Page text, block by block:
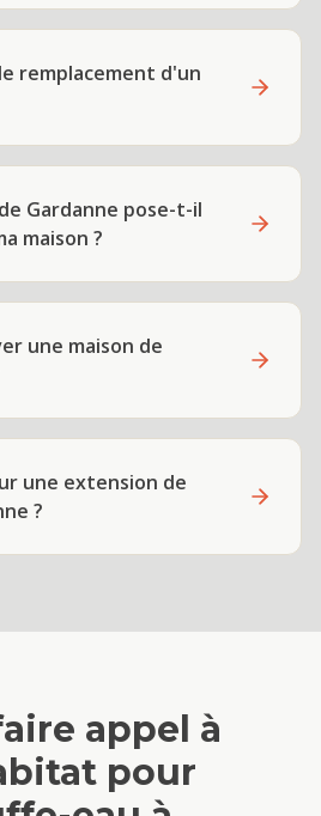
remplacement d'un
Gardanne pose-t-il
maison ?
une maison de
une extension de
?
appel à
pour